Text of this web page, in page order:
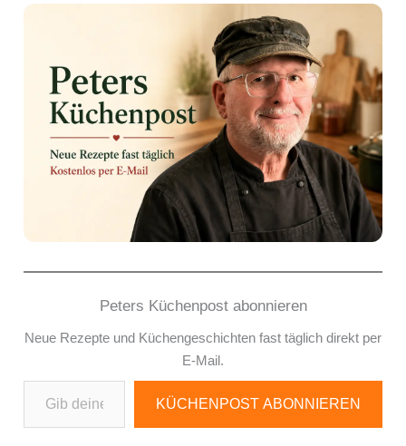
Peters Küchenpost abonnieren
Neue Rezepte und Küchengeschichten fast täglich direkt per
E-Mail.
Gib deine E-Mail-Adresse ein ...
KÜCHENPOST ABONNIEREN